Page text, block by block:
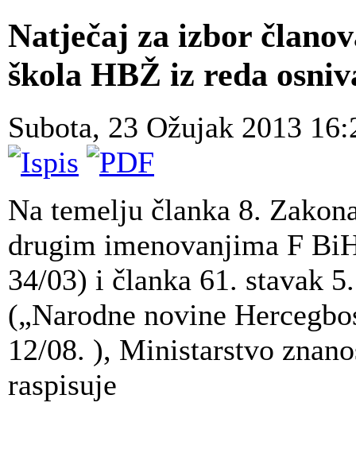
Natječaj za izbor
škola HBŽ iz reda
Subota, 23 Ožujak 2013
Na temelju članka 8.
drugim imenovanjima F
34/03) i članka 61. stavak
(„Narodne novine
12/08. ), Ministarstvo
raspisuje